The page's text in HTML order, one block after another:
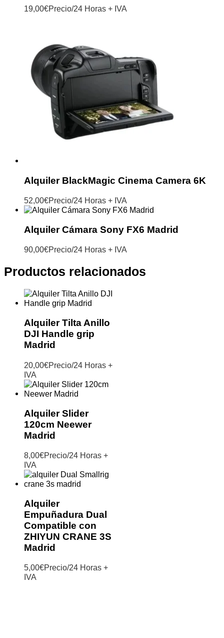
19,00€Precio/24 Horas + IVA
Alquiler BlackMagic Cinema Camera 6K
52,00€Precio/24 Horas + IVA
Alquiler Cámara Sony FX6 Madrid
90,00€Precio/24 Horas + IVA
Productos relacionados
Alquiler Tilta Anillo
DJI Handle grip
Madrid
20,00€Precio/24 Horas +
IVA
Alquiler Slider
120cm Neewer
Madrid
8,00€Precio/24 Horas +
IVA
Alquiler
Empuñadura Dual
Compatible con
ZHIYUN CRANE 3S
Madrid
5,00€Precio/24 Horas +
IVA